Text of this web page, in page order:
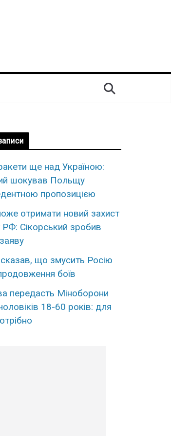
ще над Україною:
шокував Польщу
пропозицією
отримати новий захист
РФ: Сікорський зробив
що змусить Росію
боїв
передасть Міноборони
18-60 років: для